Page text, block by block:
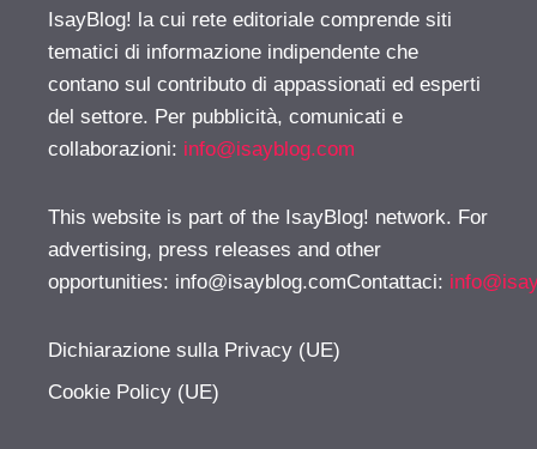
IsayBlog! la cui rete editoriale comprende siti
tematici di informazione indipendente che
contano sul contributo di appassionati ed esperti
del settore. Per pubblicità, comunicati e
collaborazioni: info@isayblog.com
This website is part of the IsayBlog! network. For
advertising, press releases and other
opportunities: info@isayblog.comContattaci:
Dichiarazione sulla Privacy (UE)
Cookie Policy (UE)